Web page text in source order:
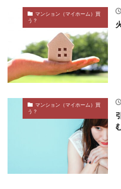
マンション（マイホーム）買
う？
マンション（マイホーム）買
う？